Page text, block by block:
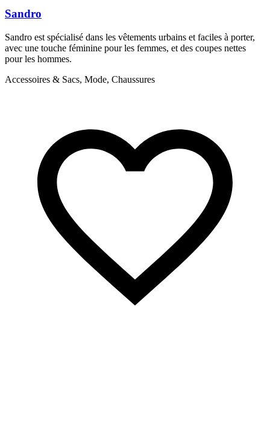
Sandro
Sandro est spécialisé dans les vêtements urbains et faciles à porter,
avec une touche féminine pour les femmes, et des coupes nettes
pour les hommes.
Accessoires & Sacs, Mode, Chaussures